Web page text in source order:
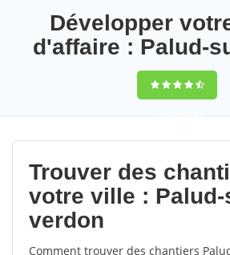
Développer
d'affaire : Palud-
9,5(100%)68
votes
Trouver des
votre ville : Palud-
verdon
Comment trouver des chantiers